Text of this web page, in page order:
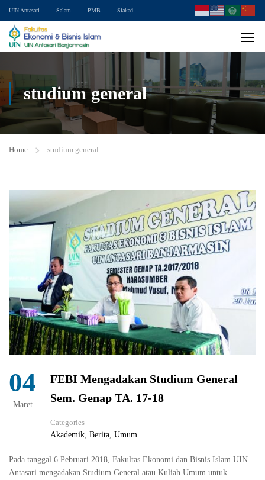
UIN Antasari Salam PMB Siakad
studium general
Home studium general
04
Maret
FEBI Mengadakan Studium General
Sem. Genap TA. 17-18
Categories
Akademik Berita Umum
Pada tanggal 6 Pebruari 2018, Fakultas Ekonomi dan Bisnis Islam UIN
Antasari mengadakan Studium General atau Kuliah Umum untuk